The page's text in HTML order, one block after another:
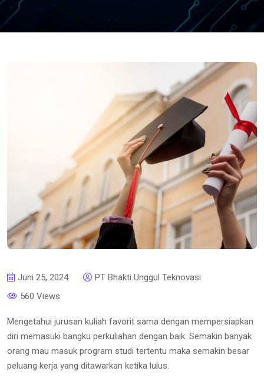
Juni 25, 2024
PT Bhakti Unggul Teknovasi
560 Views
Mengetahui jurusan kuliah favorit sama dengan mempersiapkan
diri memasuki bangku perkuliahan dengan baik. Semakin banyak
orang mau masuk program studi tertentu maka semakin besar
peluang kerja yang ditawarkan ketika lulus.